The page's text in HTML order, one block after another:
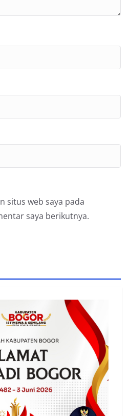
situs web saya pada
saya berikutnya.